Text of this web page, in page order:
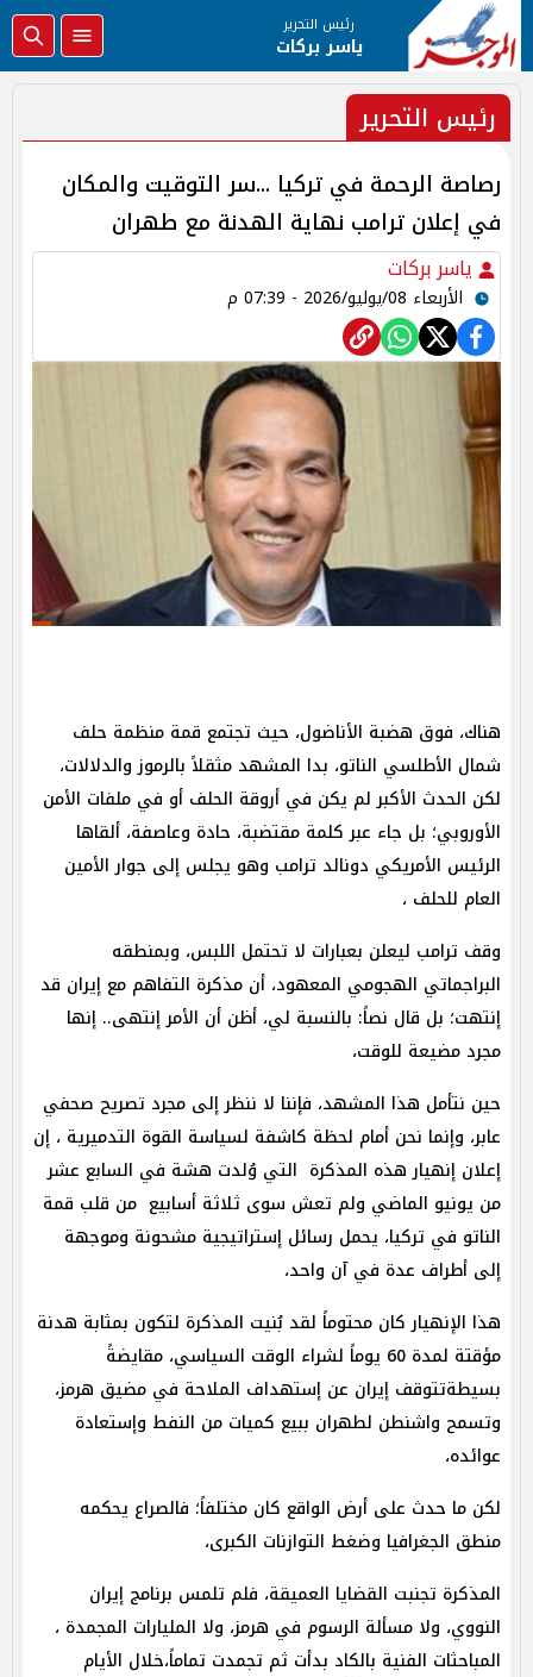
رئيس التحرير
ياسر بركات
رئيس التحرير
رصاصة الرحمة في تركيا ...سر التوقيت والمكان
في إعلان ترامب نهاية الهدنة مع طهران
ياسر بركات
الأربعاء 08/يوليو/2026 - 07:39 م
هناك، فوق هضبة الأناضول، حيث تجتمع قمة منظمة حلف
شمال الأطلسي الناتو، بدا المشهد مثقلاً بالرموز والدلالات،
لكن الحدث الأكبر لم يكن في أروقة الحلف أو في ملفات الأمن
الأوروبي؛ بل جاء عبر كلمة مقتضبة، حادة وعاصفة، ألقاها
الرئيس الأمريكي دونالد ترامب وهو يجلس إلى جوار الأمين
العام للحلف ،
وقف ترامب ليعلن بعبارات لا تحتمل اللبس، وبمنطقه
البراجماتي الهجومي المعهود، أن مذكرة التفاهم مع إيران قد
إنتهت؛ بل قال نصاً: بالنسبة لي، أظن أن الأمر إنتهى.. إنها
مجرد مضيعة للوقت،
حين نتأمل هذا المشهد، فإننا لا ننظر إلى مجرد تصريح صحفي
عابر، وإنما نحن أمام لحظة كاشفة لسياسة القوة التدميرية ، إن
إعلان إنهيار هذه المذكرة التي وُلدت هشة في السابع عشر
من يونيو الماضي ولم تعش سوى ثلاثة أسابيع من قلب قمة
الناتو في تركيا، يحمل رسائل إستراتيجية مشحونة وموجهة
إلى أطراف عدة في آن واحد،
هذا الإنهيار كان محتوماً لقد بُنيت المذكرة لتكون بمثابة هدنة
مؤقتة لمدة 60 يوماً لشراء الوقت السياسي، مقايضةً
بسيطةتتوقف إيران عن إستهداف الملاحة في مضيق هرمز،
وتسمح واشنطن لطهران ببيع كميات من النفط وإستعادة
عوائده،
لكن ما حدث على أرض الواقع كان مختلفاً؛ فالصراع يحكمه
منطق الجغرافيا وضغط التوازنات الكبرى،
المذكرة تجنبت القضايا العميقة، فلم تلمس برنامج إيران
النووي، ولا مسألة الرسوم في هرمز، ولا المليارات المجمدة ،
المباحثات الفنية بالكاد بدأت ثم تجمدت تماماً،خلال الأيام